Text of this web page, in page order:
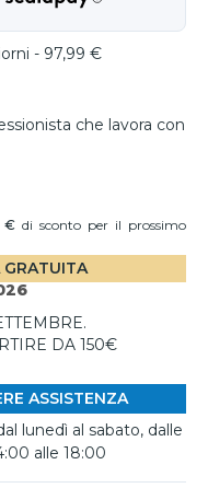
- 97,99 €
che lavora con
€di sconto per il prossimo
DA 150€
ASSISTENZA
lunedì al sabato, dalle
alle 18:00